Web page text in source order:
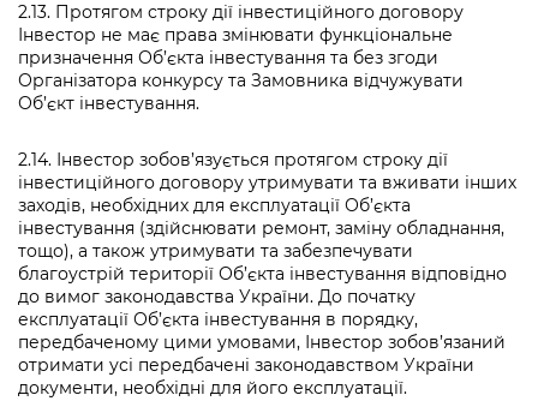
2.13. Протягом строку дії інвестиційного договору
Інвестор не має права змінювати функціональне
призначення Об’єкта інвестування та без згоди
Організатора конкурсу та Замовника відчужувати
Об’єкт інвестування.
2.14. Інвестор зобов’язується протягом строку дії
інвестиційного договору утримувати та вживати інших
заходів, необхідних для експлуатації Об’єкта
інвестування (здійснювати ремонт, заміну обладнання,
тощо), а також утримувати та забезпечувати
благоустрій території Об’єкта інвестування відповідно
до вимог законодавства України. До початку
експлуатації Об’єкта інвестування в порядку,
передбаченому цими умовами, Інвестор зобов’язаний
отримати усі передбачені законодавством України
документи, необхідні для його експлуатації.